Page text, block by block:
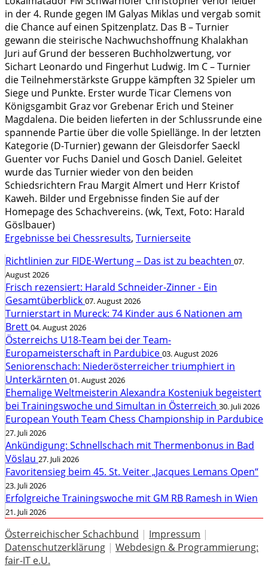
in der 4. Runde gegen IM Galyas Miklas und vergab somit
die Chance auf einen Spitzenplatz. Das B – Turnier
gewann die steirische Nachwuchshoffnung Khalakhan
Juri auf Grund der besseren Buchholzwertung, vor
Sichart Leonardo und Fingerhut Ludwig. Im C – Turnier
die Teilnehmerstärkste Gruppe kämpften 32 Spieler um
Siege und Punkte. Erster wurde Ticar Clemens von
Königsgambit Graz vor Grebenar Erich und Steiner
Magdalena. Die beiden lieferten in der Schlussrunde eine
spannende Partie über die volle Spiellänge. In der letzten
Kategorie (D-Turnier) gewann der Gleisdorfer Saeckl
Guenter vor Fuchs Daniel und Gosch Daniel. Geleitet
wurde das Turnier wieder von den beiden
Schiedsrichtern Frau Margit Almert und Herr Kristof
Kaweh. Bilder und Ergebnisse finden Sie auf der
Homepage des Schachvereins. (wk, Text, Foto: Harald
Göslbauer)
Ergebnisse bei Chessresults, Turnierseite
Richtlinien zur FIDE-Wertung – Das ist zu beachten 07.
August 2026
Frisch rezensiert: Harald Schneider-Zinner - Ein
Gesamtüberblick 07. August 2026
Turnierstart in Mureck: 74 Kinder aus 6 Nationen am
Brett 04. August 2026
Österreichs U18-Team bei der Team-
Europameisterschaft in Pardubice 03. August 2026
Seniorenschach: Niederösterreicher triumphiert in
Unterkärnten 01. August 2026
Ehemalige Weltmeisterin Alexandra Kosteniuk begeistert
bei Trainingswoche und Simultan in Österreich 30. Juli 2026
European Youth Team Chess Championship in Pardubice
27. Juli 2026
Ankündigung: Schnellschach mit Thermenbonus in Bad
Vöslau 27. Juli 2026
Favoritensieg beim 45. St. Veiter „Jacques Lemans Open“
23. Juli 2026
Erfolgreiche Trainingswoche mit GM RB Ramesh in Wien
21. Juli 2026
Österreichischer Schachbund | Impressum |
Datenschutzerklärung | Webdesign & Programmierung:
fair-IT e.U.